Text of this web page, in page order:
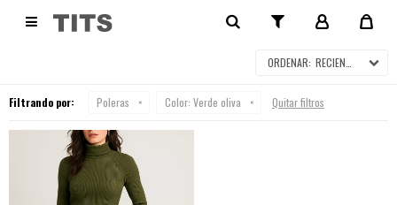
 POLERAS
RECIENTES
Filtrando por: Poleras Color: Verde oliva Quitar filtros